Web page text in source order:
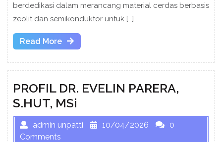
berdedikasi dalam merancang material cerdas berbasis
zeolit dan semikonduktor untuk […]
Read More
Read
More
PROFIL DR. EVELIN PARERA,
S.HUT, MSi
admin unpatti 10/04/2026
0
Comments